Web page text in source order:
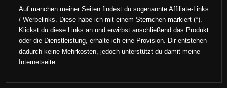
Auf manchen meiner Seiten findest du sogenannte Affiliate-Links
/ Werbelinks. Diese habe ich mit einem Sternchen markiert (*).
Klickst du diese Links an und erwirbst anschließend das Produkt
oder die Dienstleistung, erhalte ich eine Provision. Dir entstehen
dadurch keine Mehrkosten, jedoch unterstützt du damit meine
Internetseite.